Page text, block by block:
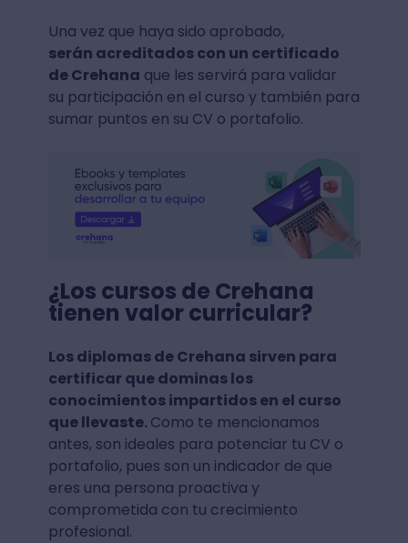
Una vez que haya sido aprobado,
serán acreditados con un certificado
de Crehana que les servirá para validar
su participación en el curso y también para
sumar puntos en su CV o portafolio.
¿Los cursos de Crehana
tienen valor curricular?
Los diplomas de Crehana sirven para
certificar que dominas los
conocimientos impartidos en el curso
que llevaste.Como te mencionamos
antes, son ideales para potenciar tu CV o
portafolio, pues son un indicador de que
eres una persona proactiva y
comprometida con tu crecimiento
profesional.